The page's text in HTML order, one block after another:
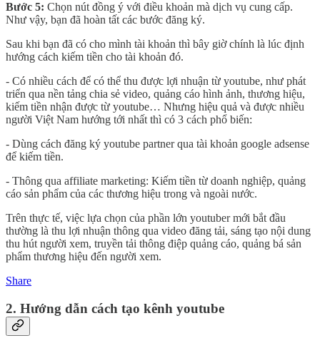
Bước 5: Chọn nút đồng ý với điều khoản mà dịch vụ cung cấp.
Như vậy, bạn đã hoàn tất các bước đăng ký.
Sau khi bạn đã có cho mình tài khoản thì bây giờ chính là lúc định
hướng cách kiếm tiền cho tài khoản đó.
- Có nhiều cách để có thể thu được lợi nhuận từ youtube, như phát
triển qua nền tảng chia sẻ video, quảng cáo hình ảnh, thương hiệu,
kiếm tiền nhận được từ youtube… Nhưng hiệu quả và được nhiều
người Việt Nam hướng tới nhất thì có 3 cách phổ biến:
- Dùng cách đăng ký youtube partner qua tài khoản google adsense
để kiếm tiền.
- Thông qua affiliate marketing: Kiếm tiền từ doanh nghiệp, quảng
cáo sản phẩm của các thương hiệu trong và ngoài nước.
Trên thực tế, việc lựa chọn của phần lớn youtuber mới bắt đầu
thường là thu lợi nhuận thông qua video đăng tải, sáng tạo nội dung
thu hút người xem, truyền tải thông điệp quảng cáo, quảng bá sản
phẩm thương hiệu đến người xem.
Share
2. Hướng dẫn cách tạo kênh youtube